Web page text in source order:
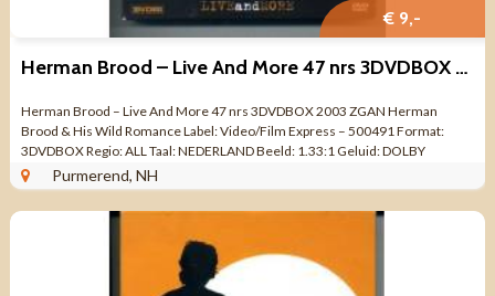
€ 9,-
Herman Brood – Live And More 47 nrs 3DVDBOX 2003 ZGAN
Herman Brood – Live And More 47 nrs 3DVDBOX 2003 ZGAN Herman
Brood & His Wild Romance Label: Video/Film Express – 500491 Format:
3DVDBOX Regio: ALL Taal: NEDERLAND Beeld: 1.33:1 Geluid: DOLBY
DIGITAL 2.0 / DOLBY ...
Purmerend, NH